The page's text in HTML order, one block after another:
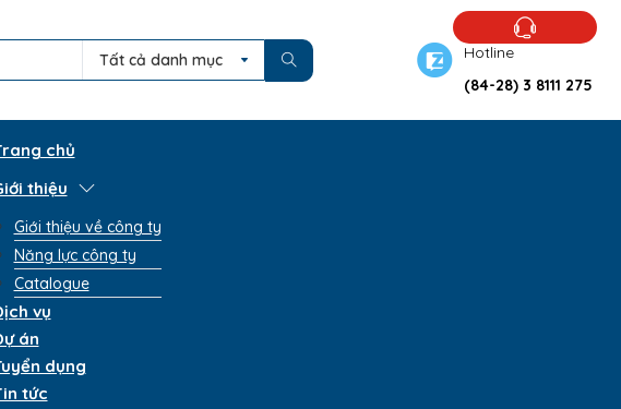
Tất cả danh mục
Hotline
(84-28) 3 8111 275
chủ
thiệu
Giới thiệu về công ty
Năng lực công ty
Catalogue
vụ
án
dụng
tức